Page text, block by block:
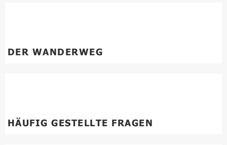
DER WANDERWEG
HÄUFIG GESTELLTE FRAGEN